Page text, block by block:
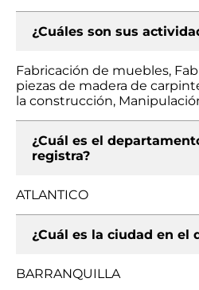
¿Cuáles son sus
Fabricación de muebles,
piezas de madera de
la construcción,
¿Cuál es el
registra?
ATLANTICO
¿Cuál es la ciudad en el
BARRANQUILLA